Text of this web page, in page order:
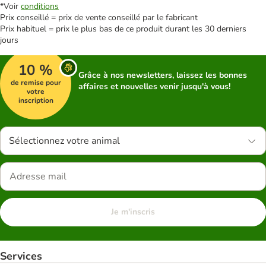
*Voir conditions
Prix conseillé = prix de vente conseillé par le fabricant
Prix habituel = prix le plus bas de ce produit durant les 30 derniers
jours
10 %
de remise pour
votre
inscription
Grâce à nos newsletters, laissez les bonnes
affaires et nouvelles venir jusqu'à vous!
Sélectionnez votre animal
Je m'inscris
Services